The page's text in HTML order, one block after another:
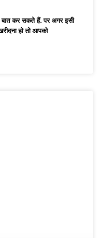
कर सकते हैं. पर अगर इसी
हो तो आपको